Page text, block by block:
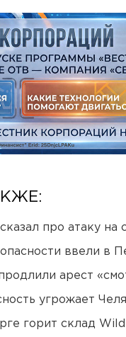
про атаку
ввели в
арест
угрожает
горит склад